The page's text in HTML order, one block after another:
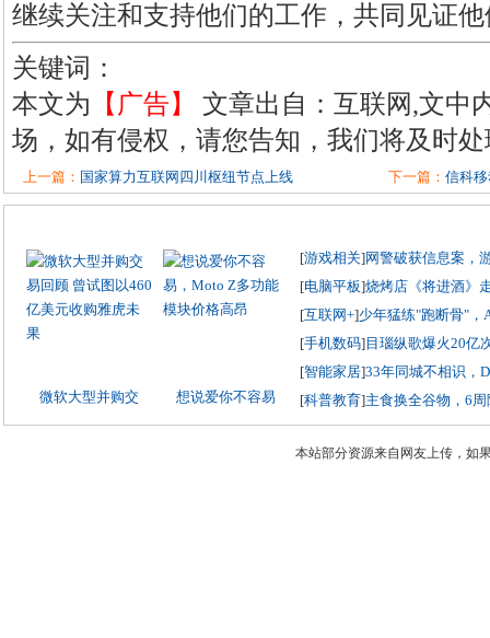
继续关注和支持他们的工作，共同见证
关键词：
本文为 【广告】
文章出自：互联网,文中
场，如有侵权，请您告知，我们将及时
上一篇： 国家算力互联网四川枢纽节点上线 下一篇： 信科
微软大型并购交 想说爱你不容易
[游戏相关]网警破获信息案，
[电脑平板]烧烤店《将进酒》
[互联网+]少年猛练"跑断骨"，
[手机数码]目瑙纵歌爆火20亿
[智能家居]33年同城不相识，
[科普教育]主食换全谷物，6
本站部分资源来自网友上传，如